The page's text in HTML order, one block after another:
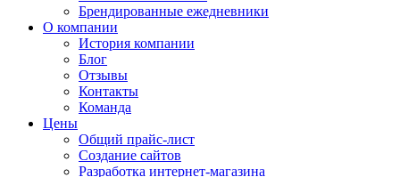
Брендированные ежедневники
О компании
История компании
Блог
Отзывы
Контакты
Команда
Цены
Общий прайс-лист
Создание сайтов
Разработка интернет-магазина